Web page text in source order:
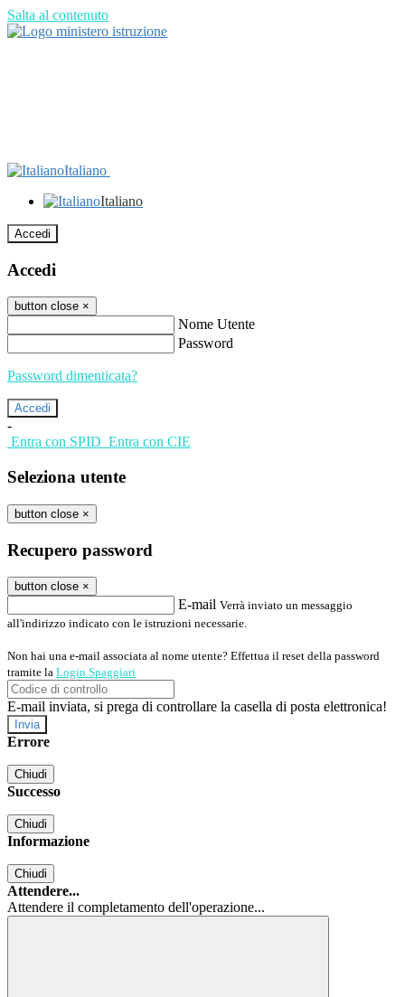
Salta al contenuto
Italiano
Italiano
Accedi
Accedi
button close ×
Nome Utente
Password
Password dimenticata?
-
Entra con SPID Entra con CIE
Seleziona utente
button close ×
Recupero password
button close ×
E-mail Verrà inviato un messaggio
all'indirizzo indicato con le istruzioni necessarie.
Non hai una e-mail associata al nome utente? Effettua il reset della password
tramite la Login Spaggiari
E-mail inviata, si prega di controllare la casella di posta elettronica!
Errore
Chiudi
Successo
Chiudi
Informazione
Chiudi
Attendere...
Attendere il completamento dell'operazione...